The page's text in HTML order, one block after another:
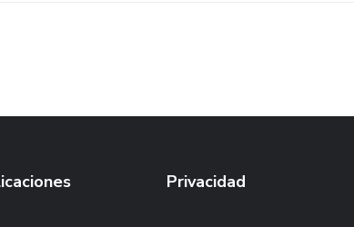
Privacidad